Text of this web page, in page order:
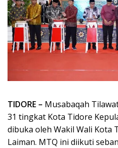
TIDORE – Musabaqah
31 tingkat Kota Tidore
dibuka oleh Wakil Wali Kota
Laiman. MTQ ini diikuti